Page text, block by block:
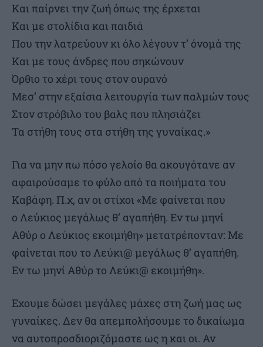
Και παίρνει την ζωή όπως της έρχεται
Και με στολίδια και παιδιά
Που την λατρεύουν κι όλο λέγουν τ’ όνομά της
Και με τους άνδρες που σηκώνουν
Όρθιο το χέρι τους στον ουρανό
Μεσ’ στην εξαίσια λειτουργία των παλμών τους
Στον στρόβιλο του βαλς που πλησιάζει
Τα στήθη τους στα στήθη της γυναίκας.»
Για να μην πω πόσο γελοίο θα ακουγότανε αν
αφαιρούσαμε το φύλο από τα ποιήματα του
Καβάφη. Π.χ, αν οι στίχοι «Με φαίνεται που
ο Λεύκιος μεγάλως θ’ αγαπήθη. Εν τω μηνί
Αθύρ ο Λεύκιος εκοιμήθη» μετατρέπονταν: Με
φαίνεται που το Λεύκι@ μεγάλως θ’ αγαπήθη.
Εν τω μηνί Αθύρ το Λεύκι@ εκοιμήθη».
Εχουμε δώσει μεγάλες μάχες στη ζωή μας ως
γυναίκες. Δεν θα απεμπολήσουμε το δικαίωμα
να αυτοπροσδιοριζόμαστε ως η και οι. Αν